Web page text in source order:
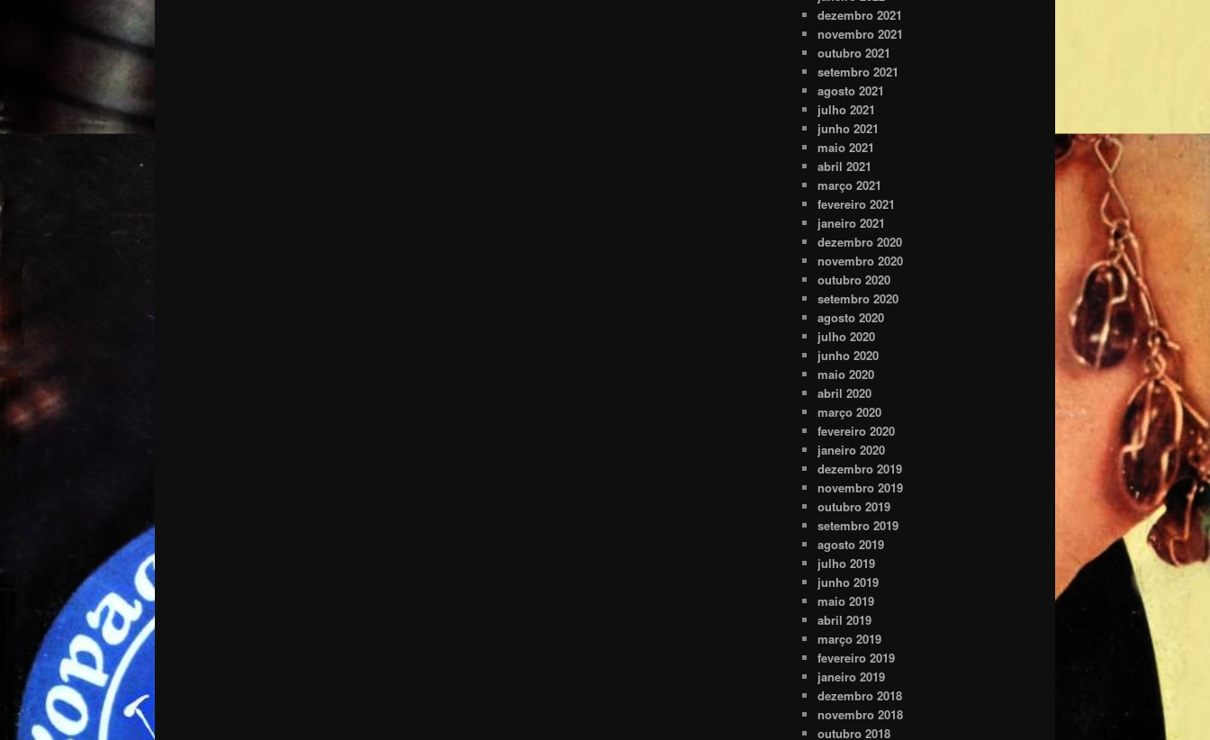
dezembro 2021
novembro 2021
outubro 2021
setembro 2021
agosto 2021
julho 2021
junho 2021
maio 2021
abril 2021
março 2021
fevereiro 2021
janeiro 2021
dezembro 2020
novembro 2020
outubro 2020
setembro 2020
agosto 2020
julho 2020
junho 2020
maio 2020
abril 2020
março 2020
fevereiro 2020
janeiro 2020
dezembro 2019
novembro 2019
outubro 2019
setembro 2019
agosto 2019
julho 2019
junho 2019
maio 2019
abril 2019
março 2019
fevereiro 2019
janeiro 2019
dezembro 2018
novembro 2018
outubro 2018